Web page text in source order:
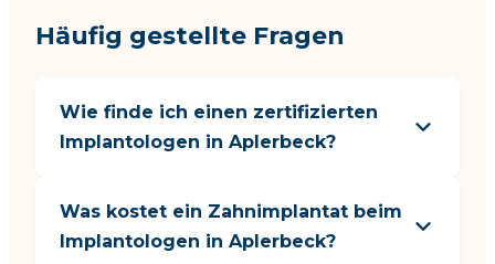
Häufig gestellte Fragen
Wie finde ich einen zertifizierten
Implantologen in Aplerbeck?
Was kostet ein Zahnimplantat beim
Implantologen in Aplerbeck?